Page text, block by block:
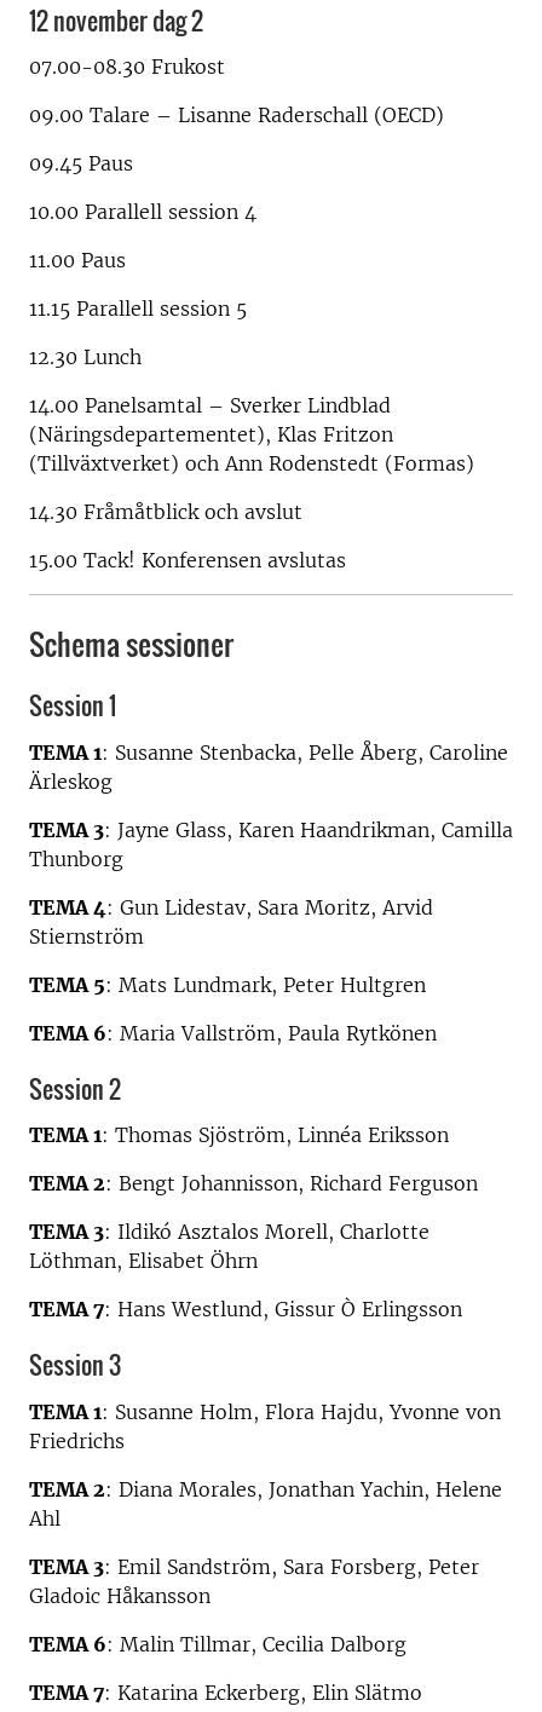
12 november dag 2
07.00-08.30 Frukost
09.00 Talare – Lisanne Raderschall (OECD)
09.45 Paus
10.00 Parallell session 4
11.00 Paus
11.15 Parallell session 5
12.30 Lunch
14.00 Panelsamtal – Sverker Lindblad
(Näringsdepartementet), Klas Fritzon
(Tillväxtverket) och Ann Rodenstedt (Formas)
14.30 Fråmåtblick och avslut
15.00 Tack! Konferensen avslutas
Schema sessioner
Session 1
TEMA 1: Susanne Stenbacka, Pelle Åberg, Caroline
Ärleskog
TEMA 3: Jayne Glass, Karen Haandrikman, Camilla
Thunborg
TEMA 4: Gun Lidestav, Sara Moritz, Arvid
Stiernström
TEMA 5: Mats Lundmark, Peter Hultgren
TEMA 6: Maria Vallström, Paula Rytkönen
Session 2
TEMA 1: Thomas Sjöström, Linnéa Eriksson
TEMA 2: Bengt Johannisson, Richard Ferguson
TEMA 3: Ildikó Asztalos Morell, Charlotte
Löthman, Elisabet Öhrn
TEMA 7: Hans Westlund, Gissur Ò Erlingsson
Session 3
TEMA 1: Susanne Holm, Flora Hajdu, Yvonne von
Friedrichs
TEMA 2: Diana Morales, Jonathan Yachin, Helene
Ahl
TEMA 3: Emil Sandström, Sara Forsberg, Peter
Gladoic Håkansson
TEMA 6: Malin Tillmar, Cecilia Dalborg
TEMA 7: Katarina Eckerberg, Elin Slätmo